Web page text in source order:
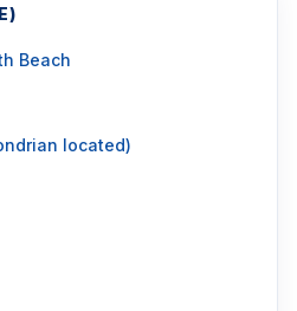
Beach
located)